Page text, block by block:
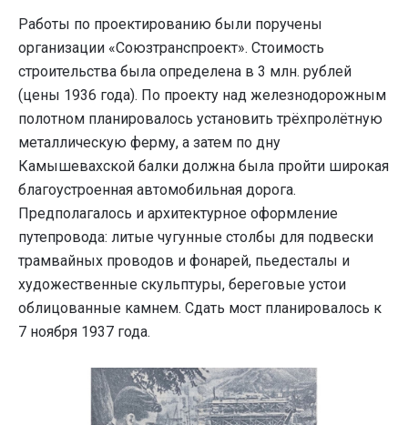
Работы по проектированию были поручены
организации «Союзтранспроект». Стоимость
строительства была определена в 3 млн. рублей
(цены 1936 года). По проекту над железнодорожным
полотном планировалось установить трёхпролётную
металлическую ферму, а затем по дну
Камышевахской балки должна была пройти широкая
благоустроенная автомобильная дорога.
Предполагалось и архитектурное оформление
путепровода: литые чугунные столбы для подвески
трамвайных проводов и фонарей, пьедесталы и
художественные скульптуры, береговые устои
облицованные камнем. Сдать мост планировалось к
7 ноября 1937 года.